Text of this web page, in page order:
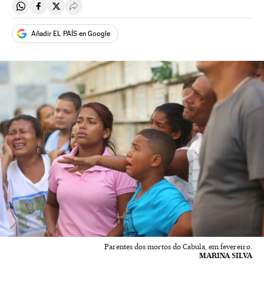
Compartir en Whatsapp
Compartir en Facebook
Compartir en Twitter
Desplegar Redes Sociales
Añadir EL PAÍS en Google
Parentes dos mortos do Cabula, em fevereiro.
MARINA SILVA